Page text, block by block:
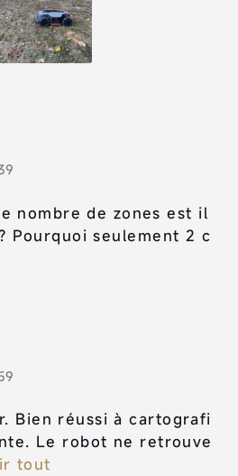
nombre de zones est il
Pourquoi seulement 2 c
Bien réussi à cartografi
Le robot ne retrouve
tout